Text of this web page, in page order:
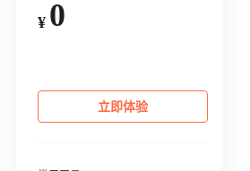
¥ 0
立即体验